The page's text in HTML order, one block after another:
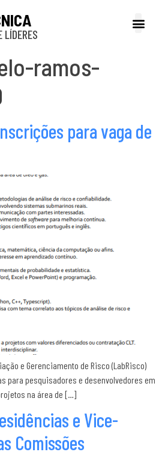
LÍDERES
ramos-
para vaga de
e Gerenciamento de Risco (LabRisco)
para pesquisadores e desenvolvedores em
na área de […]
e Vice-
Comissões